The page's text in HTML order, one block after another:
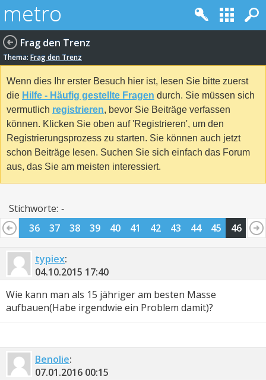
Frag den Trenz
Thema: Frag den Trenz
Wenn dies Ihr erster Besuch hier ist, lesen Sie bitte zuerst
die Hilfe - Häufig gestellte Fragen durch. Sie müssen sich
vermutlich registrieren, bevor Sie Beiträge verfassen
können. Klicken Sie oben auf 'Registrieren', um den
Registrierungsprozess zu starten. Sie können auch jetzt
schon Beiträge lesen. Suchen Sie sich einfach das Forum
aus, das Sie am meisten interessiert.
Stichworte: -
35
36 37 38 39 40 41 42 43 44 45 46
typiex:
04.10.2015 17:40
Wie kann man als 15 jähriger am besten Masse
aufbauen(Habe irgendwie ein Problem damit)?
Benolie:
07.01.2016 00:15